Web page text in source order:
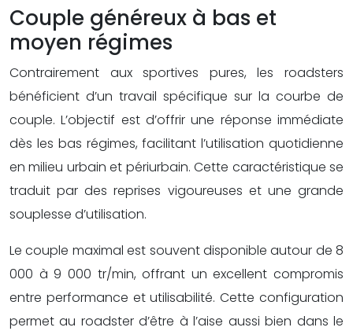
Couple généreux à bas et
moyen régimes
Contrairement aux sportives pures, les roadsters
bénéficient d’un travail spécifique sur la courbe de
couple. L’objectif est d’offrir une réponse immédiate
dès les bas régimes, facilitant l’utilisation quotidienne
en milieu urbain et périurbain. Cette caractéristique se
traduit par des reprises vigoureuses et une grande
souplesse d’utilisation.
Le couple maximal est souvent disponible autour de 8
000 à 9 000 tr/min, offrant un excellent compromis
entre performance et utilisabilité. Cette configuration
permet au roadster d’être à l’aise aussi bien dans le